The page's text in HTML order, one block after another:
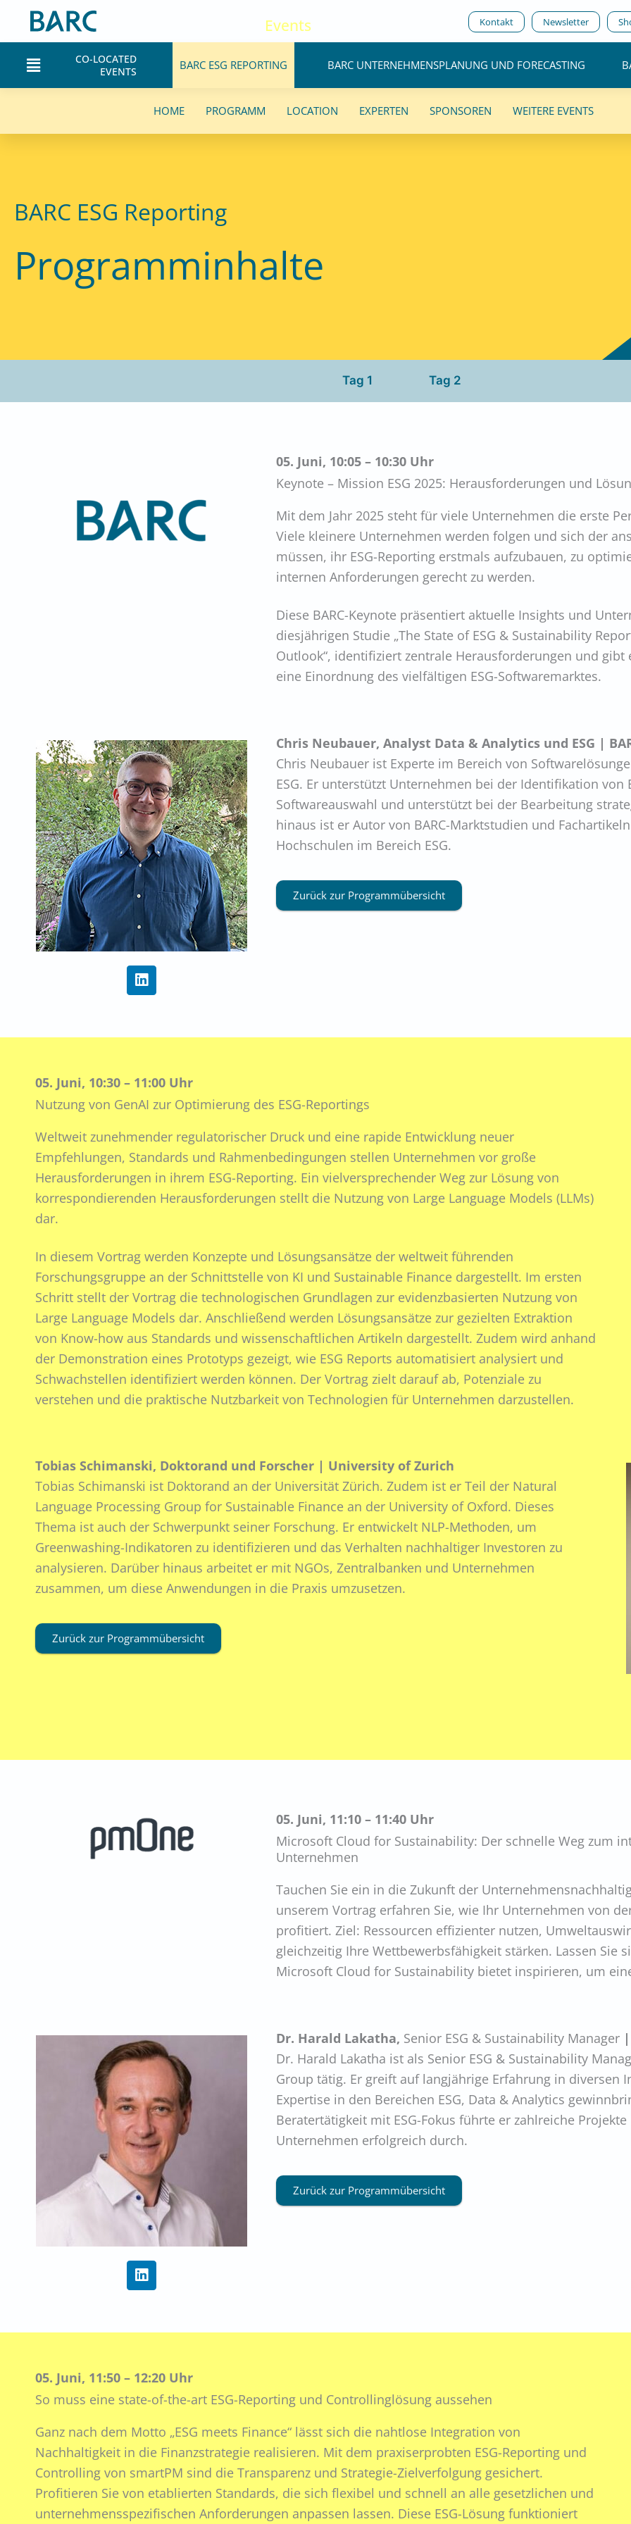
Inhalt
Events Kontakt Newsletter
Main
Menu
CO-LOCATED
EVENTS
BARC ESG REPORTING BARC UNTERNEHMENSPLANUNG UND FORECASTING
HOME PROGRAMM LOCATION EXPERTEN SPONSOREN WEITERE EVENTS
BARC ESG Reporting
Programminhalte
Tag 1 Tag 2
05. Juni, 10:05 – 10:30 Uhr
Keynote – Mission ESG 2025: Herausforderungen und
Mit dem Jahr 2025 steht für viele Unternehmen die erste
Viele kleinere Unternehmen werden folgen und sich der
müssen, ihr ESG-Reporting erstmals aufzubauen, zu
internen Anforderungen gerecht zu werden.
Diese BARC-Keynote präsentiert aktuelle Insights und
diesjährigen Studie „The State of ESG & Sustainability
Outlook“, identifiziert zentrale Herausforderungen und
eine Einordnung des vielfältigen ESG-Softwaremarktes.
L
i
n
n
Chris Neubauer, Analyst Data & Analytics und ESG |
Chris Neubauer ist Experte im Bereich von
ESG. Er unterstützt Unternehmen bei der Identifikation von
Softwareauswahl und unterstützt bei der Bearbeitung
hinaus ist er Autor von BARC-Marktstudien und
Hochschulen im Bereich ESG.
Zurück zur Programmübersicht
05. Juni, 10:30 – 11:00 Uhr
Nutzung von GenAI zur Optimierung des ESG-Reportings
Weltweit zunehmender regulatorischer Druck und eine rapide Entwicklung neuer
Empfehlungen, Standards und Rahmenbedingungen stellen Unternehmen vor große
Herausforderungen in ihrem ESG-Reporting. Ein vielversprechender Weg zur Lösung von
korrespondierenden Herausforderungen stellt die Nutzung von Large Language Models (LLMs)
dar.
In diesem Vortrag werden Konzepte und Lösungsansätze der weltweit führenden
Forschungsgruppe an der Schnittstelle von KI und Sustainable Finance dargestellt. Im ersten
Schritt stellt der Vortrag die technologischen Grundlagen zur evidenzbasierten Nutzung von
Large Language Models dar. Anschließend werden Lösungsansätze zur gezielten Extraktion
von Know-how aus Standards und wissenschaftlichen Artikeln dargestellt. Zudem wird anhand
der Demonstration eines Prototyps gezeigt, wie ESG Reports automatisiert analysiert und
Schwachstellen identifiziert werden können. Der Vortrag zielt darauf ab, Potenziale zu
verstehen und die praktische Nutzbarkeit von Technologien für Unternehmen darzustellen.
Tobias Schimanski, Doktorand und Forscher | University of Zurich
Tobias Schimanski ist Doktorand an der Universität Zürich. Zudem ist er Teil der Natural
Language Processing Group for Sustainable Finance an der University of Oxford. Dieses
Thema ist auch der Schwerpunkt seiner Forschung. Er entwickelt NLP-Methoden, um
Greenwashing-Indikatoren zu identifizieren und das Verhalten nachhaltiger Investoren zu
analysieren. Darüber hinaus arbeitet er mit NGOs, Zentralbanken und Unternehmen
zusammen, um diese Anwendungen in die Praxis umzusetzen.
Zurück zur Programmübersicht
05. Juni, 11:10 – 11:40 Uhr
Microsoft Cloud for Sustainability: Der schnelle Weg zum
Unternehmen
Tauchen Sie ein in die Zukunft der
unserem Vortrag erfahren Sie, wie Ihr Unternehmen von
profitiert. Ziel: Ressourcen effizienter nutzen,
gleichzeitig Ihre Wettbewerbsfähigkeit stärken. Lassen Sie
Microsoft Cloud for Sustainability bietet inspirieren, um
L
i
n
n
Dr. Harald Lakatha, Senior ESG & Sustainability Manager
Dr. Harald Lakatha ist als Senior ESG & Sustainability
Group tätig. Er greift auf langjährige Erfahrung in diversen
Expertise in den Bereichen ESG, Data & Analytics
Beratertätigkeit mit ESG-Fokus führte er zahlreiche
Unternehmen erfolgreich durch.
Zurück zur Programmübersicht
05. Juni, 11:50 – 12:20 Uhr
So muss eine state-of-the-art ESG-Reporting und Controllinglösung aussehen
Ganz nach dem Motto „ESG meets Finance“ lässt sich die nahtlose Integration von
Nachhaltigkeit in die Finanzstrategie realisieren. Mit dem praxiserprobten ESG-Reporting und
Controlling von smartPM sind die Transparenz und Strategie-Zielverfolgung gesichert.
Profitieren Sie von etablierten Standards, die sich flexibel und schnell an alle gesetzlichen und
unternehmensspezifischen Anforderungen anpassen lassen. Diese ESG-Lösung funktioniert